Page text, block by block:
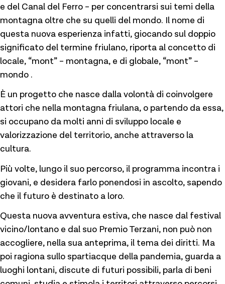
e del Canal del Ferro – per concentrarsi sui temi della
montagna oltre che su quelli del mondo. Il nome di
questa nuova esperienza infatti, giocando sul doppio
significato del termine friulano, riporta al concetto di
locale, “mont” – montagna, e di globale, “mont” –
mondo .
È un progetto che nasce dalla volontà di coinvolgere
attori che nella montagna friulana, o partendo da essa,
si occupano da molti anni di sviluppo locale e
valorizzazione del territorio, anche attraverso la
cultura.
Più volte, lungo il suo percorso, il programma incontra i
giovani, e desidera farlo ponendosi in ascolto, sapendo
che il futuro è destinato a loro.
Questa nuova avventura estiva, che nasce dal festival
vicino/lontano e dal suo Premio Terzani, non può non
accogliere, nella sua anteprima, il tema dei diritti. Ma
poi ragiona sullo spartiacque della pandemia, guarda a
luoghi lontani, discute di futuri possibili, parla di beni